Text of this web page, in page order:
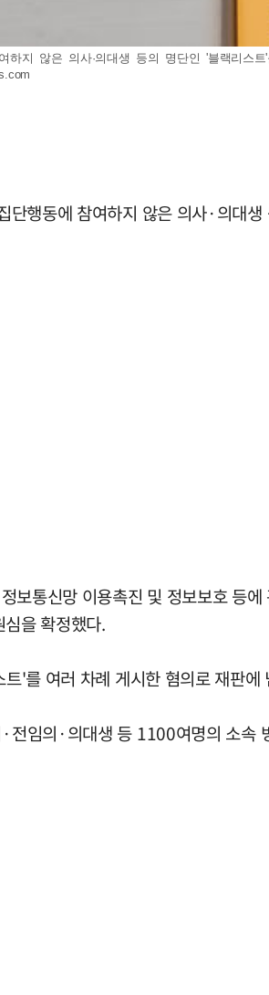
지 않은 의사·의대생 등의 명단인 '블랙리
행동에 참여하지 않은 의사·의대
통신망 이용촉진 및 정보보호 등
을 확정했다.
'를 여러 차례 게시한 혐의로 재판에
전임의·의대생 등 1100여명의 소